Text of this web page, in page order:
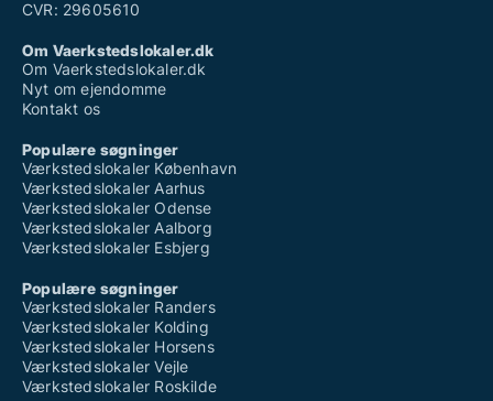
CVR: 29605610
Om Vaerkstedslokaler.dk
Om Vaerkstedslokaler.dk
Nyt om ejendomme
Kontakt os
Populære søgninger
Værkstedslokaler København
Værkstedslokaler Aarhus
Værkstedslokaler Odense
Værkstedslokaler Aalborg
Værkstedslokaler Esbjerg
Populære søgninger
Værkstedslokaler Randers
Værkstedslokaler Kolding
Værkstedslokaler Horsens
Værkstedslokaler Vejle
Værkstedslokaler Roskilde